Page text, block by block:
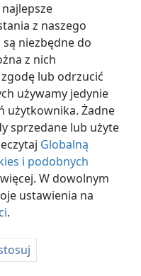
z naszego
niezbędne do
z nich
lub odrzucić
używamy jedynie
użytkownika. Żadne
sprzedane lub użyte
Globalną
i podobnych
W dowolnym
ustawienia na
.
Ustawienia
Society of Pennsylvania
Zaloguj